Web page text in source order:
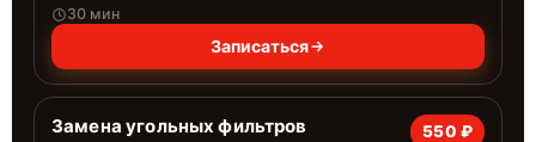
30 мин
Записаться
Замена угольных фильтров 550 ₽